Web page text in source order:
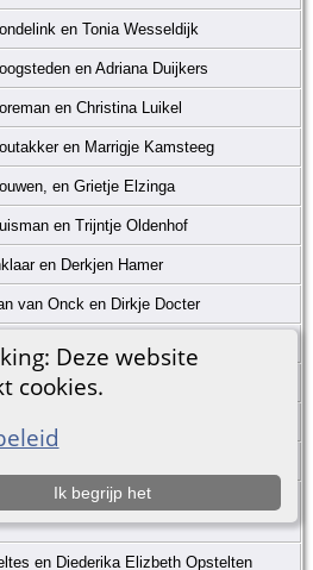
Deze website
cookies.
Ik begrijp het
en Tonia Wesseldijk
en Adriana Duijkers
en Christina Luikel
en Marrigje Kamsteeg
en Grietje Elzinga
en Trijntje Oldenhof
en Derkjen Hamer
van Onck en Dirkje Docter
en Fenneken ter Keurs
en Fenneken ter Keurs
en Grada ten Brinke
en Djieuwkje de Vries
van der Ploeg en Hendrika
en Diederika Elizbeth Opstelten